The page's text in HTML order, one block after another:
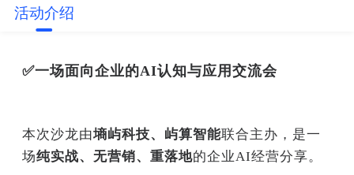
活动介绍
✅一场面向企业的AI认知与应用交流会
本次沙龙由墒屿科技、屿算智能联合主办，是一
场纯实战、无营销、重落地的企业AI经营分享。